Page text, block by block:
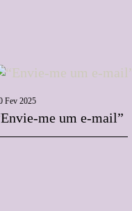
Fev 2025
me um e-mail”